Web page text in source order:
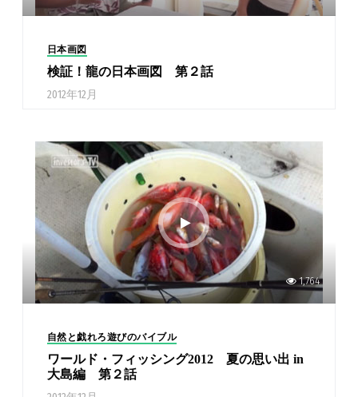
日本画図
検証！龍の日本画図 第２話
2012年12月
1,764
自然と戯れろ遊びのバイブル
ワールド・フィッシング2012 夏の思い出 in
大島編 第２話